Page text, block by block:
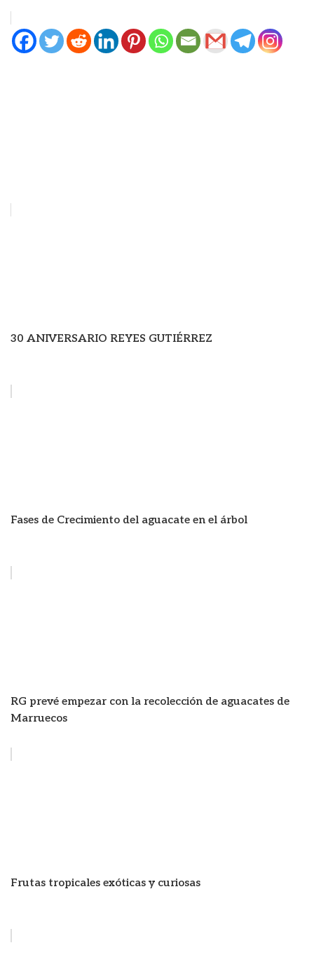
30 ANIVERSARIO REYES GUTIÉRREZ
Fases de Crecimiento del aguacate en el árbol
RG prevé empezar con la recolección de aguacates de
Marruecos
Frutas tropicales exóticas y curiosas